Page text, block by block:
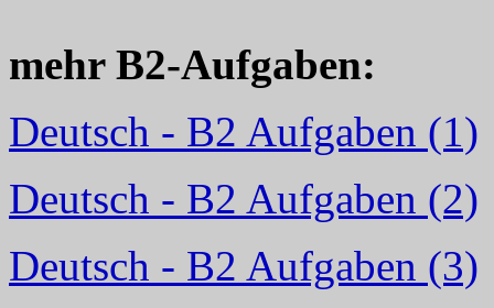
mehr B2-Aufgaben:
Deutsch - B2 Aufgaben (1)
Deutsch - B2 Aufgaben (2)
Deutsch - B2 Aufgaben (3)